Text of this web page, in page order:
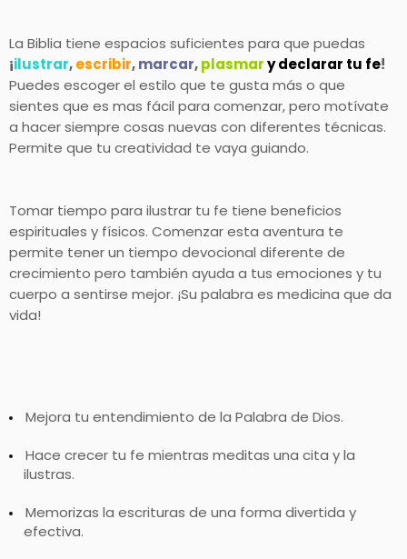
La Biblia tiene espacios suficientes para que puedas
¡ilustrar,escribir,marcar,plasmary declarar tu fe!
Puedes escoger el estilo que te gusta más o que
sientes que es mas fácil para comenzar, pero motívate
a hacer siempre cosas nuevas con diferentes técnicas.
Permite que tu creatividad te vaya guiando.
Tomar tiempo para ilustrar tu fe tiene beneficios
espirituales y físicos. Comenzar esta aventura te
permite tener un tiempo devocional diferente de
crecimiento pero también ayuda a tus emociones y tu
cuerpo a sentirse mejor. ¡Su palabra es medicina que da
vida!
Mejora tu entendimiento de la Palabra de Dios.
Hace crecer tu fe mientras meditas una cita y la
ilustras.
Memorizas la escrituras de una forma divertida y
efectiva.